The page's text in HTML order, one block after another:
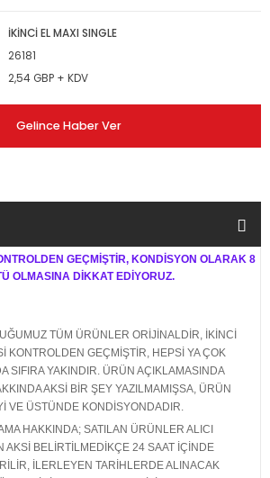
İKİNCİ EL MAXI SINGLE
26181
2,54 GBP + KDV
Gelince Haber Ver
GEÇMİŞTİR, KONDİSYON OLARAK 8
OLMASINA DİKKAT EDİYORUZ.
TÜM ÜRÜNLER ORİJİNALDİR, İKİNCİ
KONTROLDEN GEÇMİŞTİR, HEPSİ YA ÇOK
SIFIRA YAKINDIR. ÜRÜN AÇIKLAMASINDA
AKSİ BİR ŞEY YAZILMAMIŞSA, ÜRÜN
VE ÜSTÜNDE KONDİSYONDADIR.
HAKKINDA; SATILAN ÜRÜNLER ALICI
AKSİ BELİRTİLMEDİKÇE 24 SAAT İÇİNDE
İLERLEYEN TARİHLERDE ALINACAK